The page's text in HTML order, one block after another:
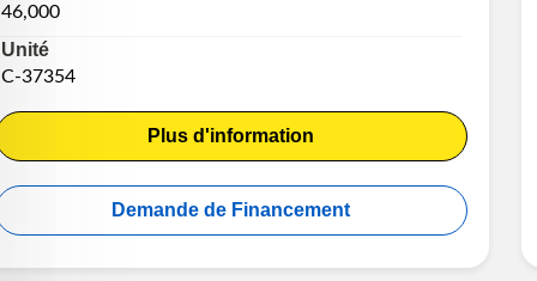
46,000
Unité
C-37354
Plus d'information
Demande de Financement